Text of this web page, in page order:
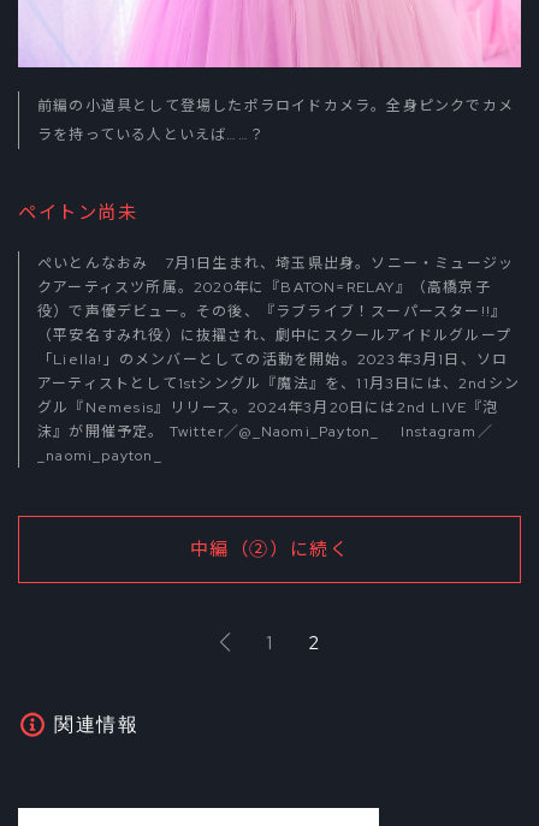
前編の小道具として登場したポラロイドカメラ。全身ピンクでカメ
ラを持っている人といえば……？
ペイトン尚未
ぺいとんなおみ 7月1日生まれ、埼玉県出身。ソニー・ミュージッ
クアーティスツ所属。2020年に『BATON=RELAY』（高橋京子
役）で声優デビュー。その後、『ラブライブ！スーパースター!!』
（平安名すみれ役）に抜擢され、劇中にスクールアイドルグループ
「Liella!」のメンバーとしての活動を開始。2023年3月1日、ソロ
アーティストとして1stシングル『魔法』を、11月3日には、2ndシン
グル『Nemesis』リリース。2024年3月20日には2nd LIVE『泡
沫』が開催予定。 Twitter／@_Naomi_Payton_
Instagram／
_naomi_payton_
中編（②）に続く
1 2
関連情報